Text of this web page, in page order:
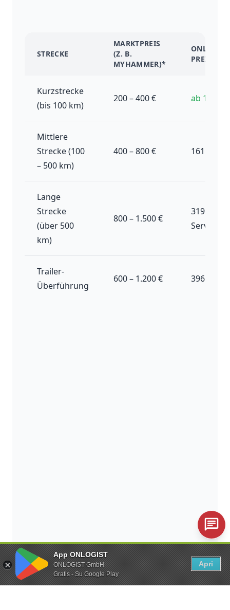
App ONLOGIST
ONLOGIST GmbH
Gratis - Su Google Play
Apri
STRECKE
MARKTPREIS
(Z. B.
MYHAMMER)*
ONLOGIST
Kurzstrecke
(bis 100 km)
200 – 400 € ab 129 €
Mittlere
Strecke (100
– 500 km)
400 – 800 € 161 – 193
Lange
Strecke
(über 500
km)
800 – 1.500 €
319 € (Full
Service)
Trailer-
Überführung
600 – 1.200 € 396 – 482